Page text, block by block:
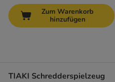
Zum Warenkorb
hinzufügen
TIAKI Schredderspielzeug